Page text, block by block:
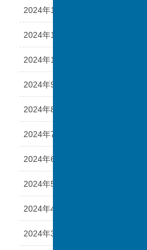
2024年12月
2024年11月
2024年10月
2024年9月
2024年8月
2024年7月
2024年6月
2024年5月
2024年4月
2024年3月